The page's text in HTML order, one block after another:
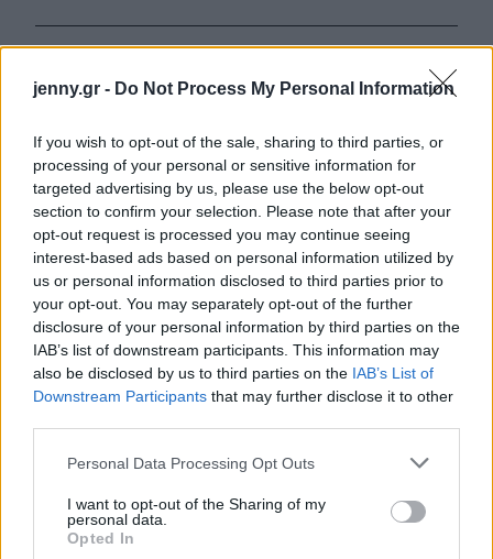
jenny.gr - Do Not Process My Personal Information
If you wish to opt-out of the sale, sharing to third parties, or
processing of your personal or sensitive information for
targeted advertising by us, please use the below opt-out
section to confirm your selection. Please note that after your
opt-out request is processed you may continue seeing
interest-based ads based on personal information utilized by
us or personal information disclosed to third parties prior to
your opt-out. You may separately opt-out of the further
disclosure of your personal information by third parties on the
IAB’s list of downstream participants. This information may
also be disclosed by us to third parties on the IAB’s List of
Downstream Participants that may further disclose it to other
Please note that this website/app uses one or more Google
not limited to your visit or usage behaviour. You may click to
grant or deny consent to Google and its third-party tags to
use your data for below specified purposes in below Google
Personal Data Processing Opt Outs
I want to opt-out of the Sharing of my
personal data.
Opted In
asap
Ζώδια σήμερα (9/8): Ανοίγουν δρόμοι για το
μέλλον - Τι προβλέπεται για κάθε ζώδιο
Η συνήθεια που «σκουριάζει» σιωπηλά το μυαλό
σου - Συμβαίνει στους περισσότερους και δεν το
καταλαβαίνουμε
ΖΩΔΙΑ
ΗΜΕΡΗΣΙΕΣ ΠΡΟΒΛΕΨΕΙΣ